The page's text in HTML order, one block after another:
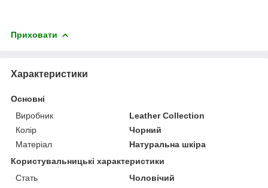
Приховати
Характеристики
Основні
Виробник
Leather Collection
Колір
Чорний
Матеріал
Натуральна шкіра
Користувальницькі характеристики
Стать
Чоловічий